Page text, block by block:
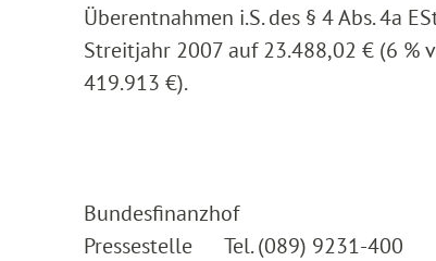
Überentnahmen i.S. des § 4 Abs. 4a
Streitjahr 2007 auf 23.488,02 € (6 %
419.913 €).
Bundesfinanzhof
Pressestelle Tel. (089) 9231-400